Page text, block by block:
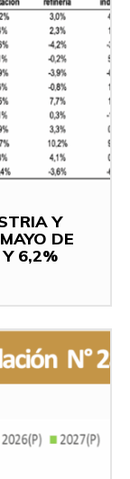
Y
DE
6,2%